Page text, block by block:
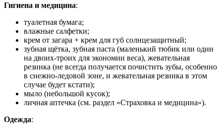
Гигиена и медицина:
туалетная бумага;
влажные салфетки;
крем от загара + крем для губ солнцезащитный;
зубная щётка, зубная паста (маленький тюбик или один
на двоих-троих для экономии веса), жевательная
резинка (не всегда получается почистить зубы, особенно
в снежно-ледовой зоне, и жевательная резинка в этом
случае будет кстати);
мыло (небольшой кусок);
личная аптечка (см. раздел «Страховка и медицина»).
Одежда: